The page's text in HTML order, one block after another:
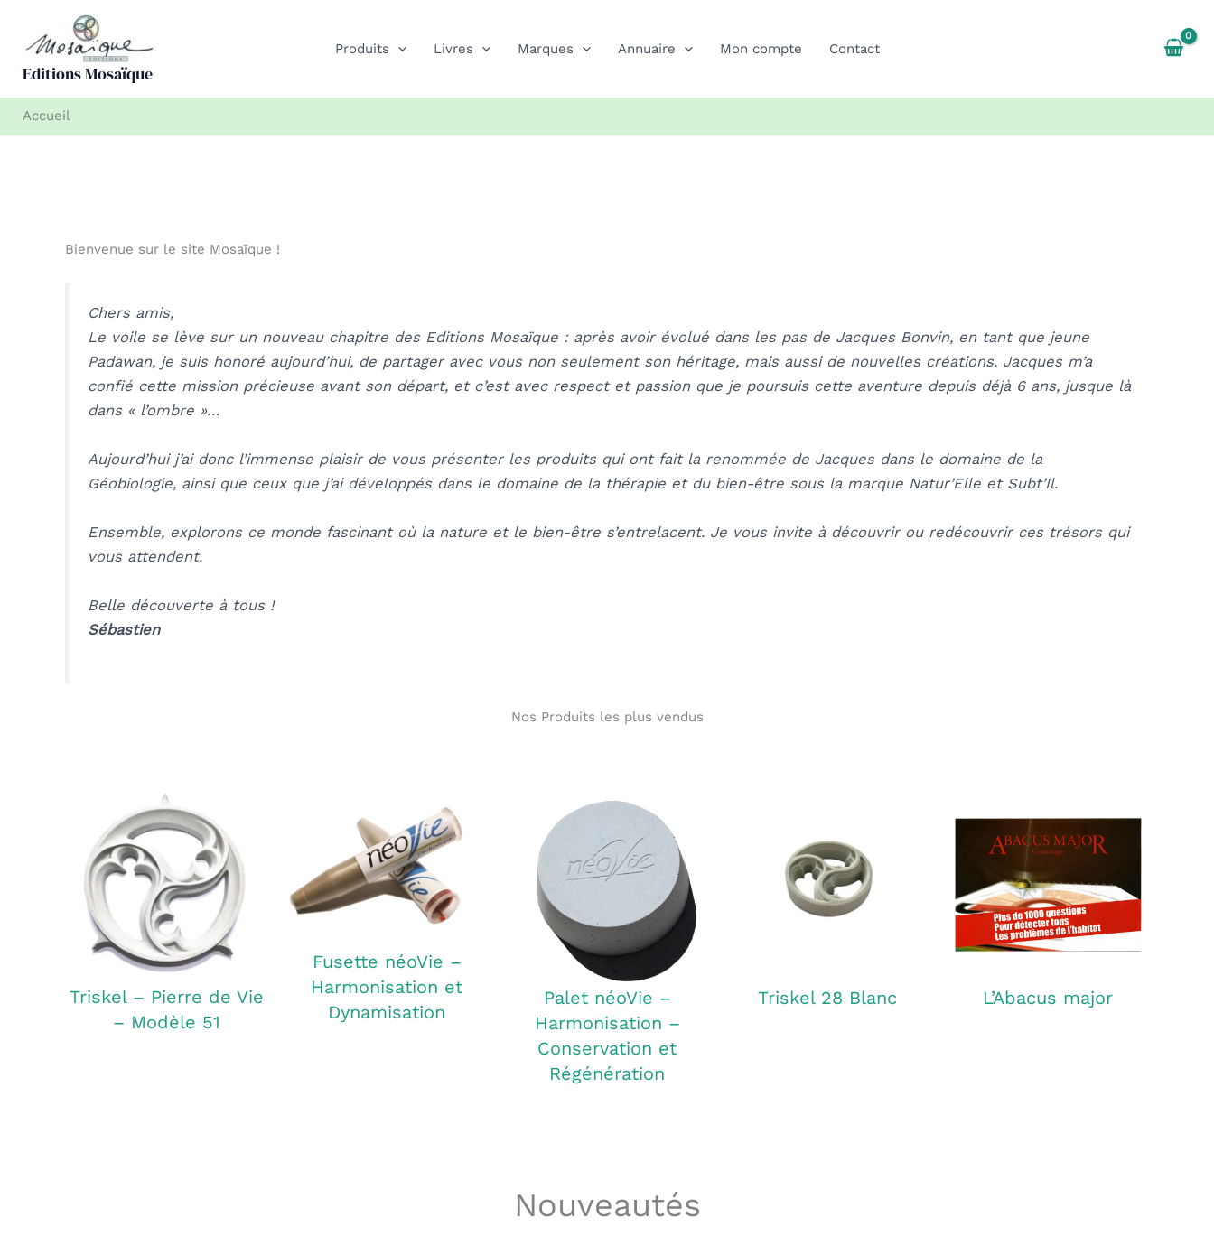
contenu
Editions Mosaïque
Produits Livres Marques Annuaire Mon compte Contact
Accueil
Bienvenue sur le site Mosaïque !
Chers amis,
Le voile se lève sur un nouveau chapitre des Editions Mosaïque : après avoir évolué dans les pas de Jacques Bonvin, en tant que jeune
Padawan, je suis honoré aujourd’hui, de partager avec vous non seulement son héritage, mais aussi de nouvelles créations. Jacques m’a
confié cette mission précieuse avant son départ, et c’est avec respect et passion que je poursuis cette aventure depuis déjà 6 ans, jusque là
dans « l’ombre »…
Aujourd’hui j’ai donc l’immense plaisir de vous présenter les produits qui ont fait la renommée de Jacques dans le domaine de la
Géobiologie, ainsi que ceux que j’ai développés dans le domaine de la thérapie et du bien-être sous la marque Natur’Elle et Subt’Il.
Ensemble, explorons ce monde fascinant où la nature et le bien-être s’entrelacent. Je vous invite à découvrir ou redécouvrir ces trésors qui
vous attendent.
Belle découverte à tous !
Sébastien
Nos Produits les plus vendus
Triskel – Pierre de Vie
– Modèle 51
Fusette néoVie –
Harmonisation et
Dynamisation
Palet néoVie –
Harmonisation –
Conservation et
Régénération
Triskel 28 Blanc L’Abacus major
Nouveautés